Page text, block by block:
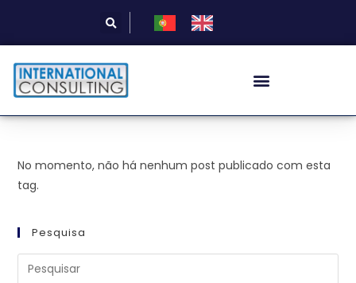
No momento, não há nenhum post publicado com esta
tag.
Pesquisa